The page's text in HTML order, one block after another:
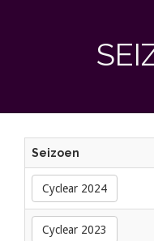
Seizoen
Cyclear 2024
Cyclear 2023